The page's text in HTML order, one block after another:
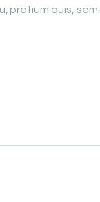
pretium quis, sem.